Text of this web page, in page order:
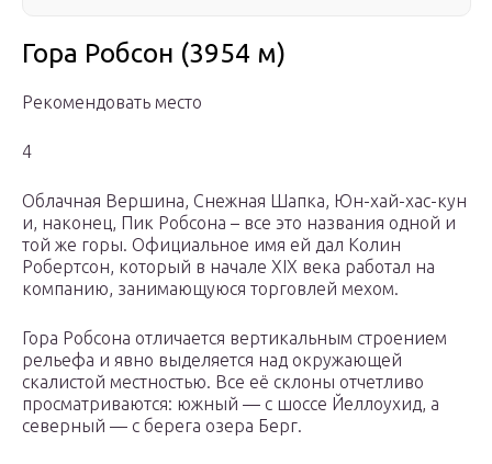
Гора Робсон (3954 м)
Рекомендовать место
4
Облачная Вершина, Снежная Шапка, Юн-хай-хас-кун
и, наконец, Пик Робсона – все это названия одной и
той же горы. Официальное имя ей дал Колин
Робертсон, который в начале XIX века работал на
компанию, занимающуюся торговлей мехом.
Гора Робсона отличается вертикальным строением
рельефа и явно выделяется над окружающей
скалистой местностью. Все её склоны отчетливо
просматриваются: южный — с шоссе Йеллоухид, а
северный — с берега озера Берг.